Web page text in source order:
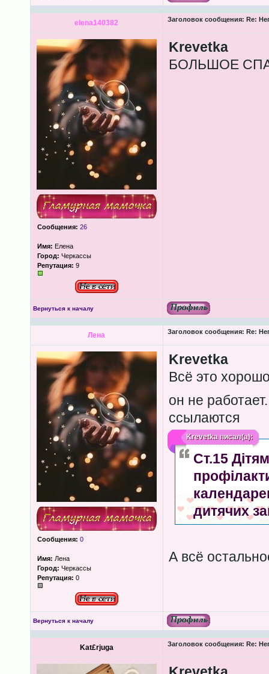
elena140382 Заголовок сообщения: Re:
Сообщения: 26
Имя: Елена
Город: Черкассы
Репутация: 9
Krevetkа
БОЛЬШОЕ
Вернуться к началу
Лена Заголовок сообщения: Re:
Сообщения: 0
Имя: Лена
Город: Черкассы
Репутация: 0
Krevetkа
Всё это
он не
ссылаются
Krevetkаписал(а):
Ст.15
дитячих
А всё
Вернуться к началу
Kat£rjuga Заголовок сообщения: Re: